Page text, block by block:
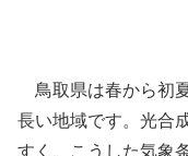
鳥取県は春から初
長い地域です。光合
すく、こうした気象